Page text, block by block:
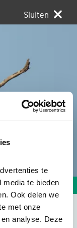
te
te bieden
Ook delen we
met onze
analyse. Deze
Sluiten
Vorige foto